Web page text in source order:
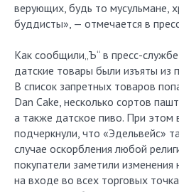
верующих, будь то мусульмане,
буддисты», — отмечается в
Как сообщили„Ъ“ в пресс-
датские товары были изъяты
В список запретных товаров
Dan Cake, несколько сортов
а также датское пиво. При этом
подчеркнули, что «Эдельвейс»
случае оскорбления любой
покупатели заметили изменения
на входе во всех торговых